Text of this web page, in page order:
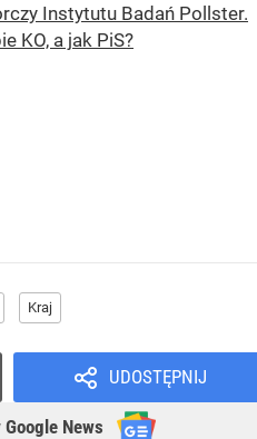
Instytutu Badań Pollster.
KO, a jak PiS?
Kraj
UDOSTĘPNIJ
Google News